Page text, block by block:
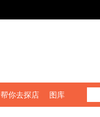
帮你去探店 图库